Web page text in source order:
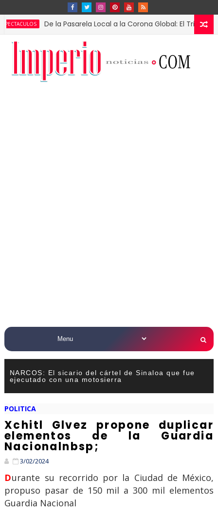
De la Pasarela Local a la Corona Global: El Triunfo de
NARCOS: El sicario del cártel de Sinaloa que fue
ejecutado con una motosierra
POLITICA
Xchitl Glvez propone duplicar
elementos de la Guardia
Nacionalnbsp;
3/02/2024
Durante su recorrido por la Ciudad de México,
propuso pasar de 150 mil a 300 mil elementos
Guardia Nacional